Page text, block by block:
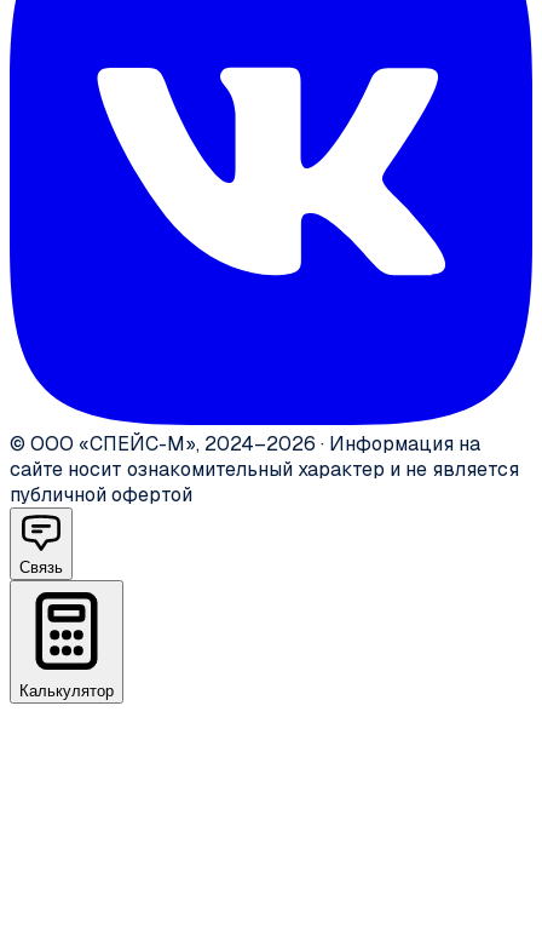
© ООО «СПЕЙС-М», 2024–2026 · Информация на
сайте носит ознакомительный характер и не является
публичной офертой
Связь
Калькулятор